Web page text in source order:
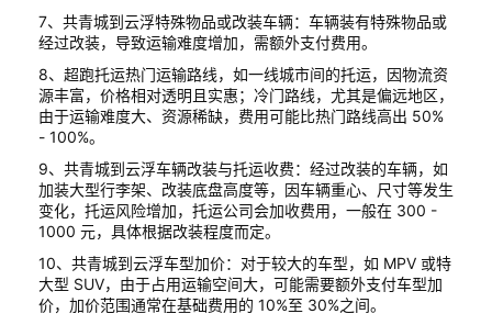
7、共青城到云浮特殊物品或改装车辆：车辆装有特殊物品或
经过改装，导致运输难度增加，需额外支付费用。
8、超跑托运热门运输路线，如一线城市间的托运，因物流资
源丰富，价格相对透明且实惠；冷门路线，尤其是偏远地区，
由于运输难度大、资源稀缺，费用可能比热门路线高出 50%
- 100%。
9、共青城到云浮车辆改装与托运收费：经过改装的车辆，如
加装大型行李架、改装底盘高度等，因车辆重心、尺寸等发生
变化，托运风险增加，托运公司会加收费用，一般在 300 -
1000 元，具体根据改装程度而定。
10、共青城到云浮车型加价：对于较大的车型，如 MPV 或特
大型 SUV，由于占用运输空间大，可能需要额外支付车型加
价，加价范围通常在基础费用的 10%至 30%之间。